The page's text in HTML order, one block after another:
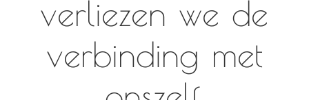
verliezen we de
verbinding met